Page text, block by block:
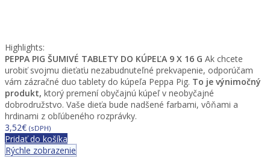
Highlights:
PEPPA PIG ŠUMIVÉ TABLETY DO KÚPEĽA 9 X 16 G Ak chcete
urobiť svojmu dieťaťu nezabudnuteľné prekvapenie, odporúčam
vám zázračné duo tablety do kúpeľa Peppa Pig. To je výnimočný
produkt, ktorý premení obyčajnú kúpeľ v neobyčajné
dobrodružstvo. Vaše dieťa bude nadšené farbami, vôňami a
hrdinami z obľúbeného rozprávky.
3,52€ (sDPH)
Pridať do košíka
Rýchle zobrazenie